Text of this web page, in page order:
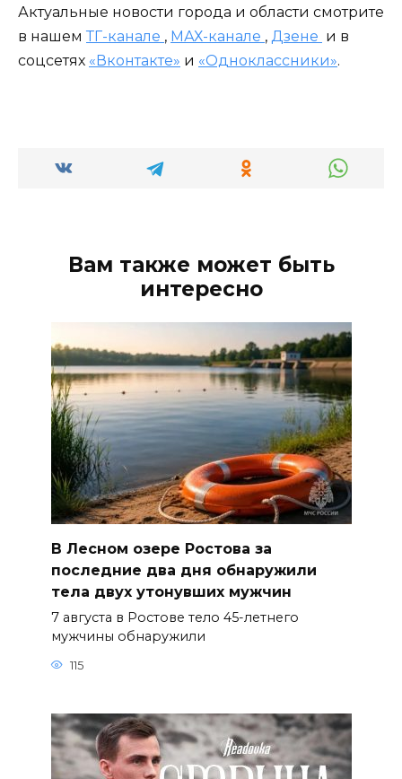
Актуальные новости города и области смотрите
в нашем ТГ-канале , МАХ-канале , Дзене и в
соцсетях «Вконтакте» и «Одноклассники».
Вам также может быть
интересно
В Лесном озере Ростова за
последние два дня обнаружили
тела двух утонувших мужчин
7 августа в Ростове тело 45-летнего
мужчины обнаружили
115